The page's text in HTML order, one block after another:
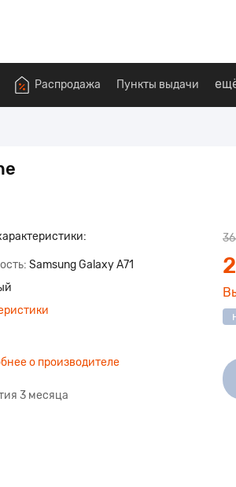
Распродажа Пункты выдачи
Samsung Galaxy A71
о производителе
3 месяца